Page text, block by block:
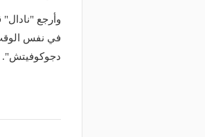
وأرجع
في نفس
دجوكوفيتش".